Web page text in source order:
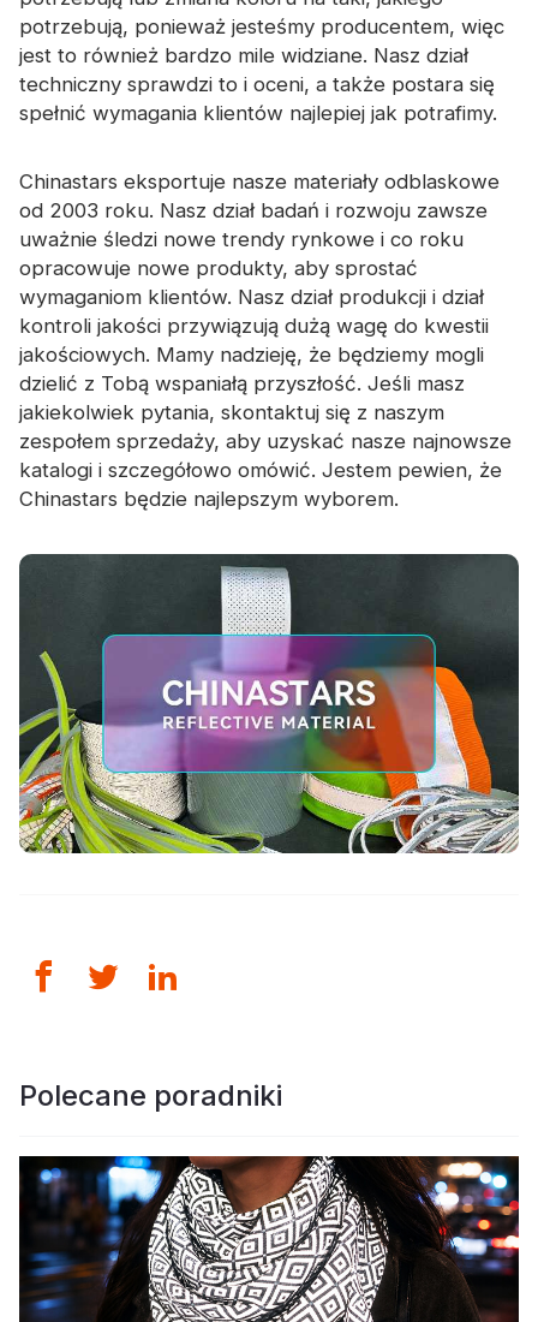
potrzebują, ponieważ jesteśmy producentem, więc
jest to również bardzo mile widziane. Nasz dział
techniczny sprawdzi to i oceni, a także postara się
spełnić wymagania klientów najlepiej jak potrafimy.
Chinastars eksportuje nasze materiały odblaskowe
od 2003 roku. Nasz dział badań i rozwoju zawsze
uważnie śledzi nowe trendy rynkowe i co roku
opracowuje nowe produkty, aby sprostać
wymaganiom klientów. Nasz dział produkcji i dział
kontroli jakości przywiązują dużą wagę do kwestii
jakościowych. Mamy nadzieję, że będziemy mogli
dzielić z Tobą wspaniałą przyszłość. Jeśli masz
jakiekolwiek pytania, skontaktuj się z naszym
zespołem sprzedaży, aby uzyskać nasze najnowsze
katalogi i szczegółowo omówić. Jestem pewien, że
Chinastars będzie najlepszym wyborem.
Polecane poradniki